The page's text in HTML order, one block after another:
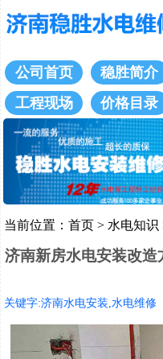
公司首页 稳胜简介
工程现场
价格目录
当前位置： 首页 > 水电知识
济南新房水电安装改造
关键字:济南水电安装,水电维修